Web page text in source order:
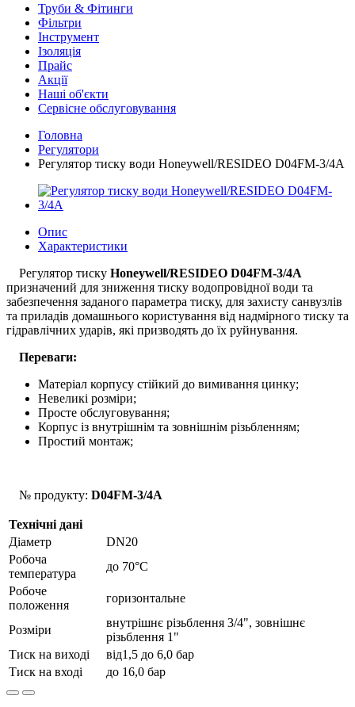
Труби & Фітинги
Фільтри
Інструмент
Ізоляція
Прайс
Акції
Наші об'єкти
Сервісне обслуговування
Головна
Регулятори
Регулятор тиску води Honeywell/RESIDEO D04FM-3/4A
Опис
Характеристики
Регулятор тиску Honeywell/RESIDEO D04FM-3/4A
призначений для зниження тиску водопровідної води та
забезпечення заданого параметра тиску, для захисту санвузлів
та приладів домашнього користування від надмірного тиску та
гідравлічних ударів, які призводять до їх руйнування.
Переваги:
Матеріал корпусу стійкий до вимивання цинку;
Невеликі розміри;
Просте обслуговування;
Корпус із внутрішнім та зовнішнім різьбленням;
Простий монтаж;
№ продукту: D04FM-3/4A
Технічні дані
Діаметр
DN20
Робоча
температура
до 70°C
Робоче
положення
горизонтальне
Розміри
внутрішнє різьблення 3/4", зовнішнє
різьблення 1"
Тиск на виході
від1,5 до 6,0 бар
Тиск на вході
до 16,0 бар